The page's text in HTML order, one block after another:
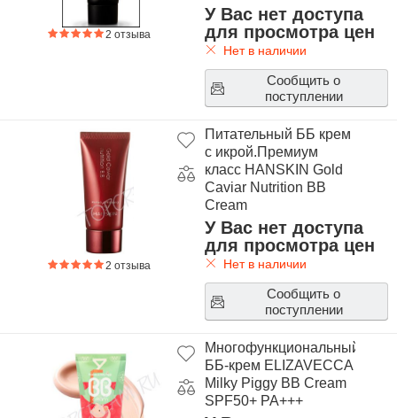
2 отзыва
Premium Repair BB
Cream 30ml
У Вас нет доступа
для просмотра цен
Нет в наличии
Сообщить о
поступлении
2 отзыва
Питательный ББ крем
с икрой.Премиум
класс HANSKIN Gold
Caviar Nutrition BB
Cream
У Вас нет доступа
для просмотра цен
Нет в наличии
Сообщить о
поступлении
Многофункциональный
ББ-крем ELIZAVECCA
Milky Piggy BB Cream
SPF50+ PA+++